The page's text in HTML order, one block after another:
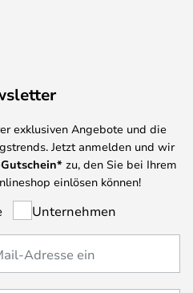
exklusiven Angebote und die
Jetzt anmelden und wir
zu, den Sie bei Ihrem
einlösen können!
Unternehmen